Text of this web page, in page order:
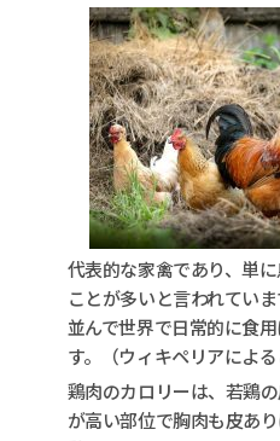
代表的な家禽であり、単
ことが多いと言われてい
並んで世界で日常的に食
す。（ウィキペリアによる
鶏肉のカロリーは、若鶏
が高い部位で胸肉も皮あ